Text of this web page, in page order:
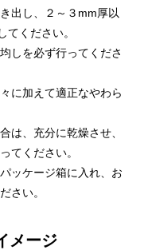
出し、２～３mm厚以
てください。
しを必ず行ってくださ
に加えて適正なやわら
は、充分に乾燥させ、
てください。
ッケージ箱に入れ、お
さい。
メージ